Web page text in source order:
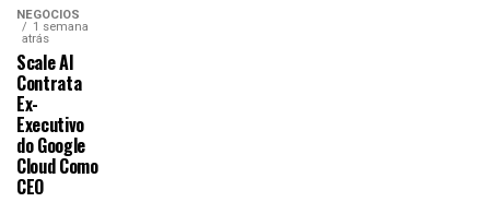
NEGÓCIOS
1 semana
atrás
Scale AI
Contrata
Ex-
Executivo
do Google
Cloud Como
CEO